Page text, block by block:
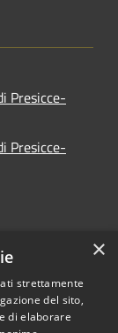
Presicce-
Presicce-
×
strettamente
del sito,
di elaborare